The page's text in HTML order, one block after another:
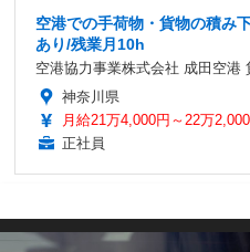
空港での手荷物・貨物の積み
あり/残業月10h
空港協力事業株式会社 成田空港
神奈川県
月給21万4,000円～22万
正社員